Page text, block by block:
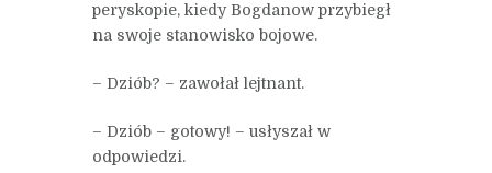
peryskopie, kiedy Bogdanow przybiegł
na swoje stanowisko bojowe.
– Dziób? – zawołał lejtnant.
– Dziób – gotowy! – usłyszał w
odpowiedzi.